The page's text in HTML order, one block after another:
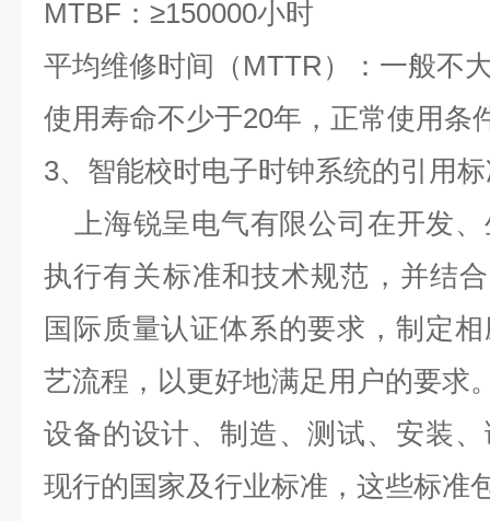
MTBF ： ≥150000小时
平均维修时间（ MTTR）：一般不
使用寿命不少于20年，正常使用条
3、智能校时电子时钟系统的引用
上海锐呈电气有限公司在开发
执行有关标准和技术规范，并结
国际质量认证体系的要求，制定
艺流程，以更好地满足用户的要求
设备的设计、制造、测试、安装
现行的国家及行业标准，这些标准